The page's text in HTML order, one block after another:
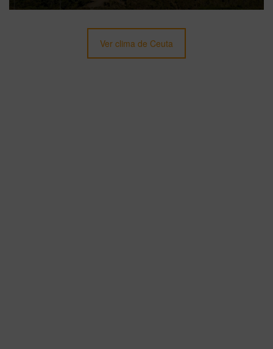
Ver clima de Ceuta